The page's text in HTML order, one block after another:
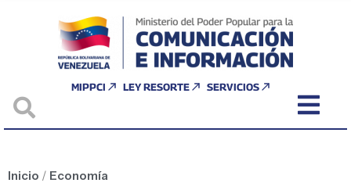
MIPPCI LEY RESORTE SERVICIOS
Inicio / Economía